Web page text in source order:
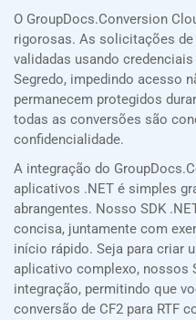
O GroupDocs.Conversion
rigorosas. As solicitações de
validadas usando
Segredo, impedindo acesso
permanecem protegidos
todas as conversões são
confidencialidade.
A integração do
aplicativos .NET é simples
abrangentes. Nosso SDK
concisa, juntamente com
início rápido. Seja para criar
aplicativo complexo, nossos
integração, permitindo que
conversão de CF2 para RTF